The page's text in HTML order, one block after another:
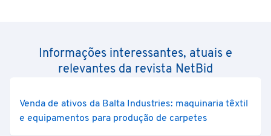
Informações interessantes, atuais e
relevantes da revista NetBid
Venda de ativos da Balta Industries: maquinaria têxtil
e equipamentos para produção de carpetes